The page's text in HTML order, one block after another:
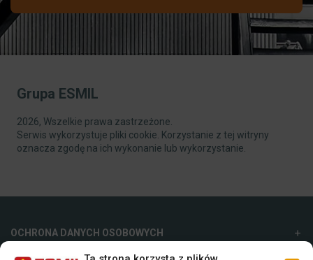
Grupa ESMIL
2026, Wszelkie prawa zastrzeżone.
Serwis wykorzystuje pliki cookie. Korzystanie z tej witryny
oznacza zgodę na ich wykonanie lub wykorzystanie.
OCHRONA DANYCH OSOBOWYCH